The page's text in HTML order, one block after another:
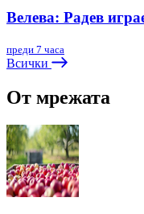
Велева: Радев
преди 7 часа
Всички
От мрежата